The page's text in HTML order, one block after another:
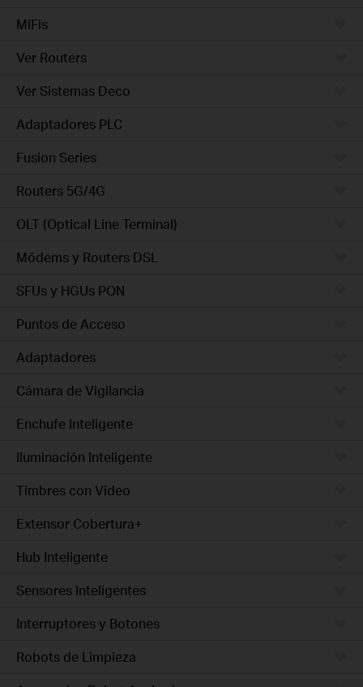
MiFis
Ver Routers
Ver Sistemas Deco
Adaptadores PLC
Fusion Series
Routers 5G/4G
OLT (Optical Line Terminal)
Módems y Routers DSL
SFUs y HGUs PON
Puntos de Acceso
Adaptadores
Cámara de Vigilancia
Enchufe Inteligente
Iluminación Inteligente
Timbres con Video
Extensor Cobertura+
Hub Inteligente
Sensores Inteligentes
Interruptores y Botones
Robots de Limpieza